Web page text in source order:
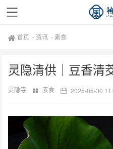
首页 - 资讯 -素食
灵隐清供｜豆香清
灵隐寺 素食 2025-05-30